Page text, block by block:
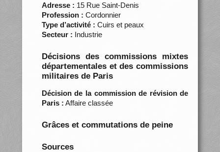
Adresse : 15 Rue Saint-Denis
Profession : Cordonnier
Type d’activité : Cuirs et peaux
Secteur : Industrie
Décisions des commissions mixtes
départementales et des commissions
militaires de Paris
Décision de la commission de révision de
Paris : Affaire classée
Grâces et commutations de peine
Sources